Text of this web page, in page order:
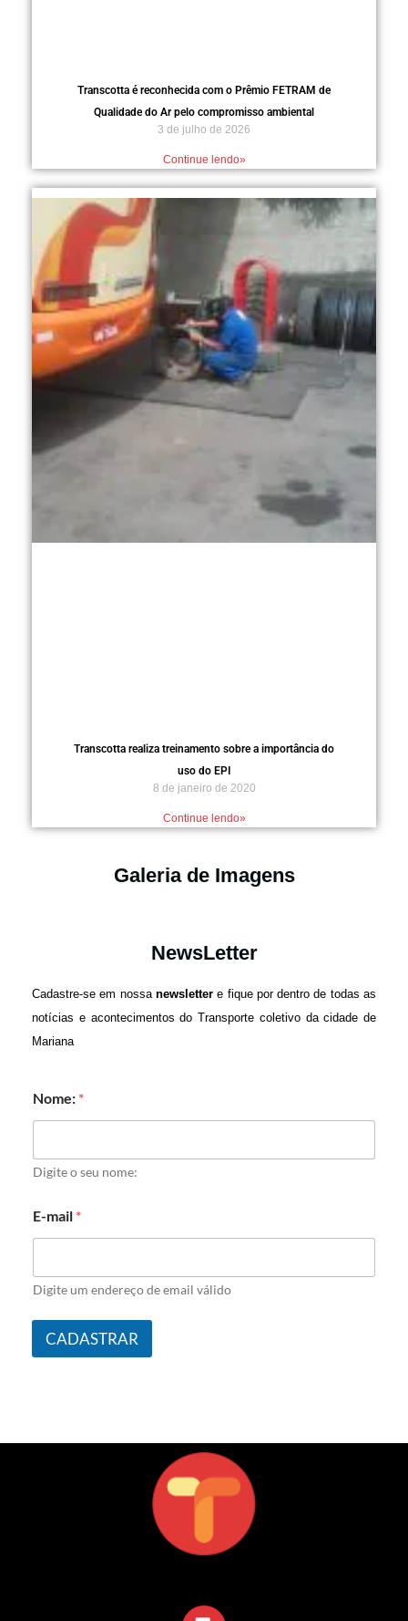
Transcotta é reconhecida com o Prêmio FETRAM de
Qualidade do Ar pelo compromisso ambiental
3 de julho de 2026
Continue lendo»
Transcotta realiza treinamento sobre a importância do
uso do EPI
8 de janeiro de 2020
Continue lendo»
Galeria de Imagens
NewsLetter
Cadastre-se em nossa newslettere fique por dentro de todas as
notícias e acontecimentos do Transporte coletivo da cidade de
Mariana
Nome: *
Digite o seu nome:
E-mail *
Digite um endereço de email válido
CADASTRAR